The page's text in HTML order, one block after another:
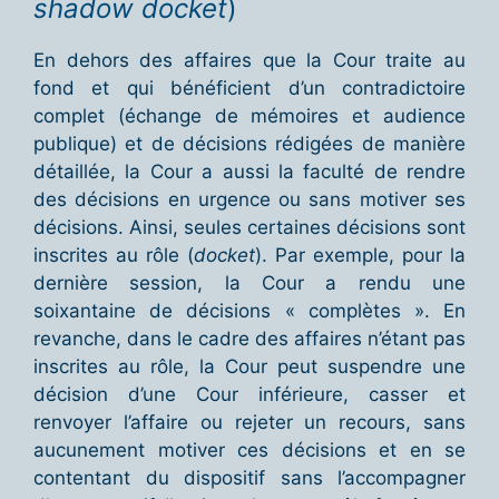
shadow docket)
En dehors des affaires que la Cour traite au
fond et qui bénéficient d’un contradictoire
complet (échange de mémoires et audience
publique) et de décisions rédigées de manière
détaillée, la Cour a aussi la faculté de rendre
des décisions en urgence ou sans motiver ses
décisions. Ainsi, seules certaines décisions sont
inscrites au rôle (docket). Par exemple, pour la
dernière session, la Cour a rendu une
soixantaine de décisions « complètes ». En
revanche, dans le cadre des affaires n’étant pas
inscrites au rôle, la Cour peut suspendre une
décision d’une Cour inférieure, casser et
renvoyer l’affaire ou rejeter un recours, sans
aucunement motiver ces décisions et en se
contentant du dispositif sans l’accompagner